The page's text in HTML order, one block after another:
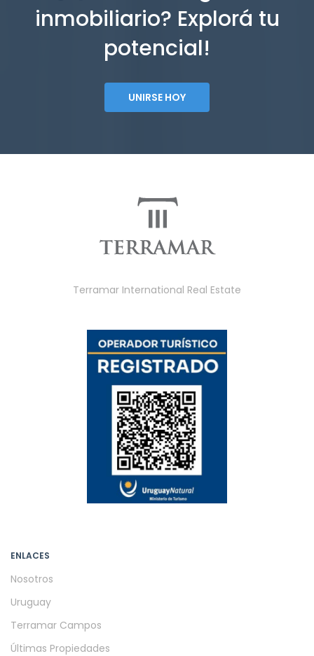
inmobiliario? Explorá tu
potencial!
UNIRSE HOY
Terramar International Real Estate
ENLACES
Nosotros
Uruguay
Terramar Campos
Últimas Propiedades